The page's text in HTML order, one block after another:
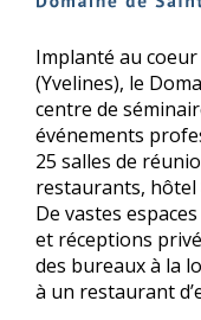
Implanté au coeur
(Yvelines), le
centre de
événements
25 salles de
restaurants, hôtel
De vastes
et réceptions
des bureaux à la
à un restaurant